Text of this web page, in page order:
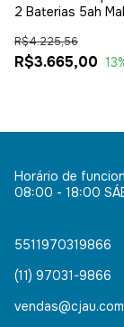
2 Baterias 5ah
R$3.665,00
R$4.225,56
13
Horário de
08:00 - 18:00
5511970319866
(11) 97031-9866